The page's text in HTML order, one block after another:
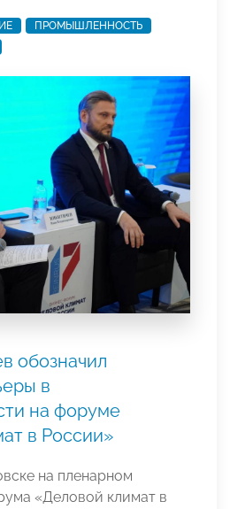
ПРОМЫШЛЕННОСТЬ
обозначил
в
на форуме
в России»
на пленарном
«Деловой климат в